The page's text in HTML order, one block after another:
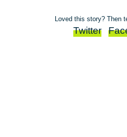
Loved this story? Then
Twitter